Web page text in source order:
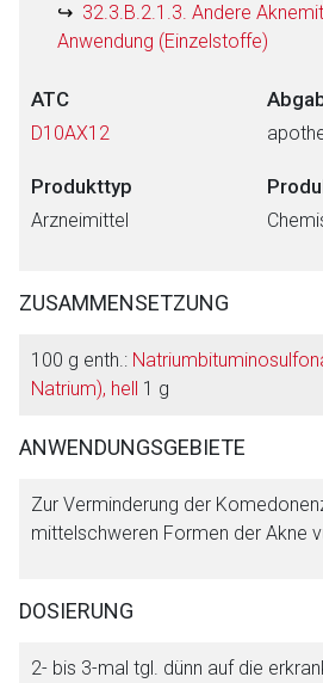
32.3.B.2.1.3. Andere
Anwendung (Einzelstoffe)
ATC
D10AX12
Produkttyp
Arzneimittel
ZUSAMMENSETZUNG
100 g enth.:
Natrium), hell 1 g
ANWENDUNGSGEBIETE
Zur Verminderung der
mittelschweren Formen der Akne
DOSIERUNG
2- bis 3-mal tgl. dünn auf die